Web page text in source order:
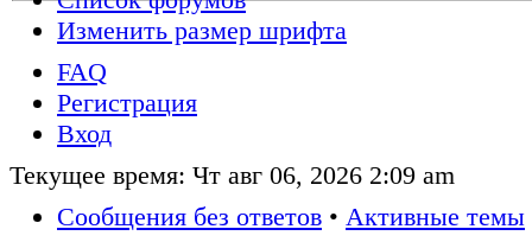
Изменить размер шрифта
FAQ
Регистрация
Вход
Текущее время: Чт авг 06, 2026 2:09 am
Сообщения без ответов • Активные темы